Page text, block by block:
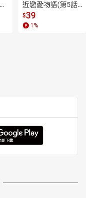
近戀愛物語(第5話)
【電子書】
$39
1 %